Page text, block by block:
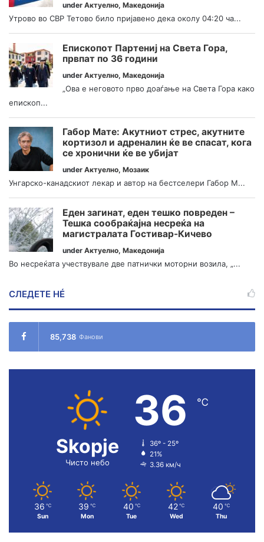
under Актуелно, Македонија
Утрово во СВР Тетово било пријавено дека околу 04:20 ча...
Епископот Партениј на Света Гора,
првпат по 36 години
under Актуелно, Македонија
„Ова е неговото прво доаѓање на Света Гора како
епископ...
Габор Мате: Акутниот стрес, акутните
кортизол и адреналин ќе ве спасат, кога
се хронични ќе ве убијат
under Актуелно, Мозаик
Унгарско-канадскиот лекар и автор на бестселери Габор М...
Еден загинат, еден тешко повреден –
Тешка сообраќајна несреќа на
магистралата Гостивар-Кичево
under Актуелно, Македонија
Во несреќата учествувале две патнички моторни возила, „...
СЛЕДЕТЕ НÉ
85,738 Фанови
Skopje
Чисто небо
36 ℃
36º - 25º
21%
3.36 км/ч
36 ℃
Sun
39 ℃
Mon
40 ℃
Tue
42 ℃
Wed
40 ℃
Thu